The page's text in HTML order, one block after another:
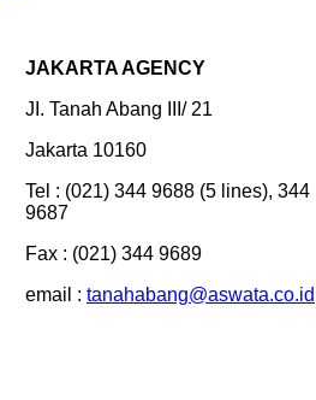
JAKARTA AGENCY
JI. Tanah Abang III/ 21
Jakarta 10160
Tel : (021) 344 9688 (5 lines), 344
9687
Fax : (021) 344 9689
email : tanahabang@aswata.co.id